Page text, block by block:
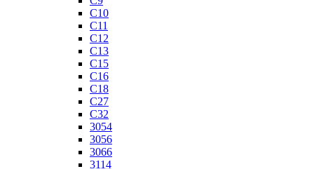
C10
C11
C12
C13
C15
C16
C18
C27
C32
3054
3056
3066
3114